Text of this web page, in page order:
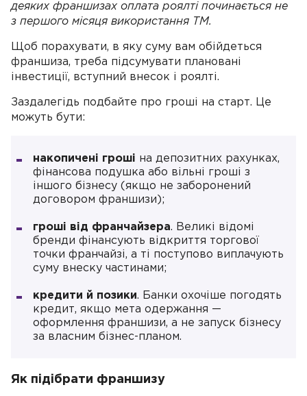
деяких франшизах оплата роялті починається не
з першого місяця використання ТМ.
Щоб порахувати, в яку суму вам обійдеться
франшиза, треба підсумувати плановані
інвестиції, вступний внесок і роялті.
Заздалегідь подбайте про гроші на старт. Це
можуть бути:
накопичені гроші на депозитних рахунках,
фінансова подушка або вільні гроші з
іншого бізнесу (якщо не заборонений
договором франшизи);
гроші від франчайзера. Великі відомі
бренди фінансують відкриття торгової
точки франчайзі, а ті поступово виплачують
суму внеску частинами;
кредити й позики. Банки охочіше погодять
кредит, якщо мета одержання —
оформлення франшизи, а не запуск бізнесу
за власним бізнес-планом.
Як підібрати франшизу